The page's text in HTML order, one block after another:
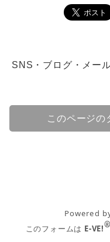
SNS・ブログ・メー
このページの
Powered
このフォームは E-VE!®